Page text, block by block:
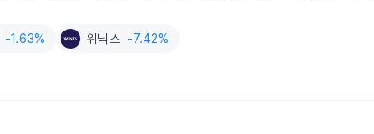
-1.63% 위닉스 -7.42%